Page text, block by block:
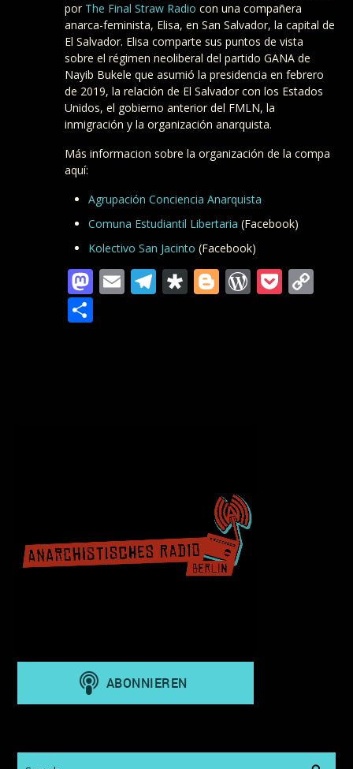
por The Final Straw Radio con una compañera
anarca-feminista, Elisa, en San Salvador, la capital de
El Salvador. Elisa comparte sus puntos de vista
sobre el régimen neoliberal del partido GANA de
Nayib Bukele que asumió la presidencia en febrero
de 2019, la relación de El Salvador con los Estados
Unidos, el gobierno anterior del FMLN, la
inmigración y la organización anarquista.
Más informacion sobre la organización de la compa
aquí:
Agrupación Conciencia Anarquista
Comuna Estudiantil Libertaria (Facebook)
Kolectivo San Jacinto (Facebook)
Mastodon
EmailTelegram
Diaspora
Blogger